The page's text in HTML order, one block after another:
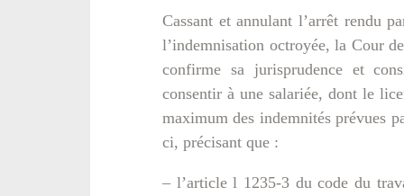
Cassant et annulant l’arrêt rendu
l’indemnisation octroyée, la Cour
confirme sa jurisprudence et
consentir à une salariée, dont le
maximum des indemnités prévues
ci, précisant que :
– l’article l 1235-3 du code du